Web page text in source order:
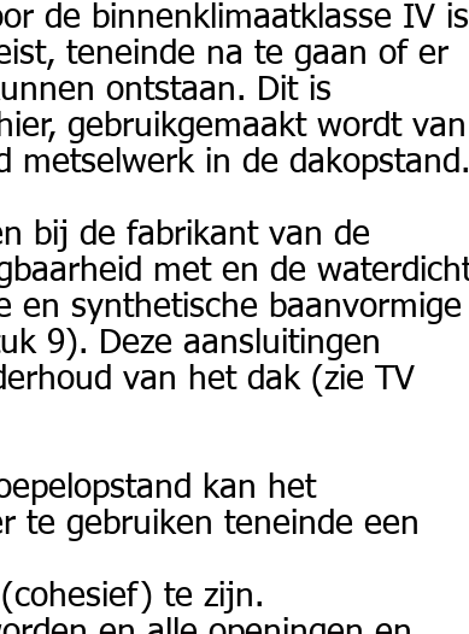
de binnenklimaatklasse IV is
teneinde na te gaan of er
ontstaan. Dit is
gebruikgemaakt wordt van
metselwerk in de dakopstand.
bij de fabrikant van de
met en de
en synthetische baanvormige
9). Deze aansluitingen
van het dak (zie TV
kan het
te gebruiken teneinde een
te zijn.